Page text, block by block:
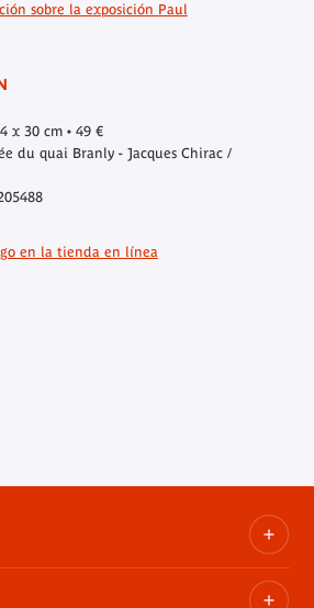
sobre la exposición Paul
x 30 cm • 49 €
du quai Branly - Jacques Chirac /
en la tienda en línea